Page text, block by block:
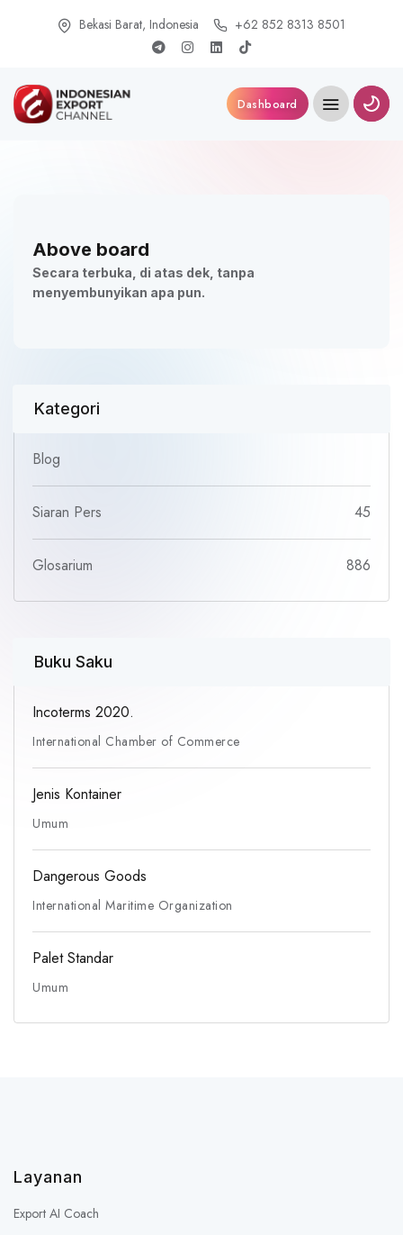
Bekasi Barat, Indonesia +62 852 8313 8501
Dashboard
Above board
Secara terbuka, di atas dek, tanpa
menyembunyikan apa pun.
Kategori
Blog
Siaran Pers 45
Glosarium 886
Buku Saku
Incoterms 2020.
International Chamber of Commerce
Jenis Kontainer
Umum
Dangerous Goods
International Maritime Organization
Palet Standar
Umum
Layanan
Export AI Coach